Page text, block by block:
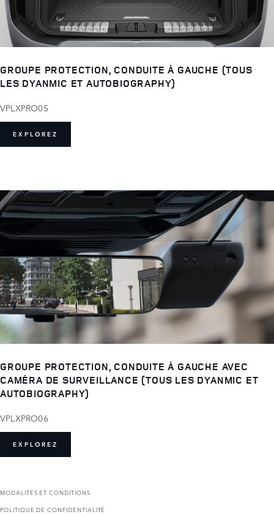
GROUPE PROTECTION, CONDUITE À GAUCHE (TOUS
LES DYANMIC ET AUTOBIOGRAPHY)
VPLXPRO05
EXPLOREZ
GROUPE PROTECTION, CONDUITE À GAUCHE AVEC
CAMÉRA DE SURVEILLANCE (TOUS LES DYANMIC ET
AUTOBIOGRAPHY)
VPLXPRO06
EXPLOREZ
MODALITÉS ET CONDITIONS
POLITIQUE DE CONFIDENTIALITÉ